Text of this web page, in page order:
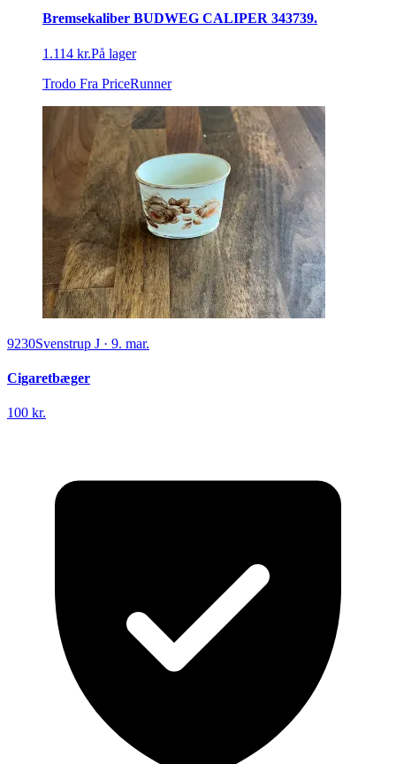
Bremsekaliber BUDWEG CALIPER 343739.
1.114 kr.På lager
Trodo Fra PriceRunner
9230Svenstrup J · 9. mar.
Cigaretbæger
100 kr.